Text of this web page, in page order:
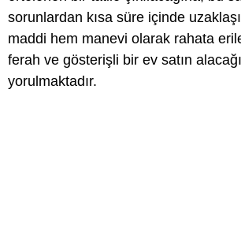
sorunlardan kısa süre içinde
maddi hem manevi olarak rahata
ferah ve gösterişli bir ev satın
yorulmaktadır.